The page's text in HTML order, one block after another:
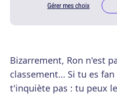
Gérer mes choix
Bizarrement, Ron n'est
classement… Si tu es
t'inquiète pas : tu peux